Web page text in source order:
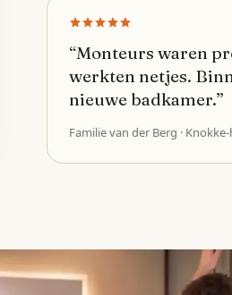
“Monteurs waren
werkten netjes.
nieuwe badkamer.”
Familie van der Berg ·